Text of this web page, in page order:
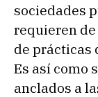
sociedades
requieren de
de prácticas
Es así como
anclados a